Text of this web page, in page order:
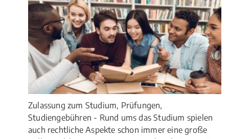
Zulassung zum Studium, Prüfungen,
Studiengebühren - Rund ums das Studium spielen
auch rechtliche Aspekte schon immer eine große